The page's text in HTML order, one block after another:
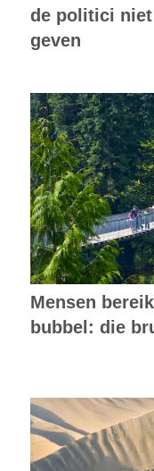
de politici niet
geven
Mensen
bubbel: die